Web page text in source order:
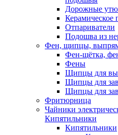
Дорожные
Отпариватели
Подошва из
Фен, щипцы,
Фен-щётка,
Фены
Щипцы для
Щипцы для
Щипцы для
Фритюрница
Чайники
Кипятильники
Кипятильники